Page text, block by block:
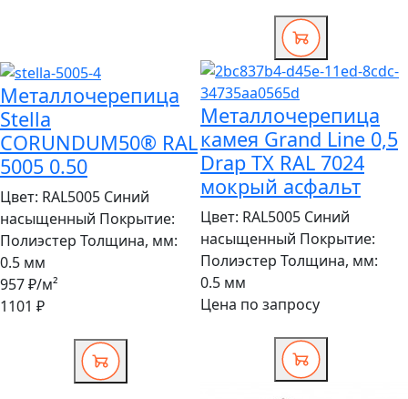
Металлочерепица
Stella
CORUNDUM50® RAL
5005 0.50
Цвет: RAL5005 Синий
насыщенный Покрытие:
Полиэстер Толщина, мм:
0.5 мм
957 ₽/м²
1101 ₽
Металлочерепица
камея Grand Line 0,5
Drap TX RAL 7024
мокрый асфальт
Цвет: RAL5005 Синий
насыщенный Покрытие:
Полиэстер Толщина, мм:
0.5 мм
Цена по запросу